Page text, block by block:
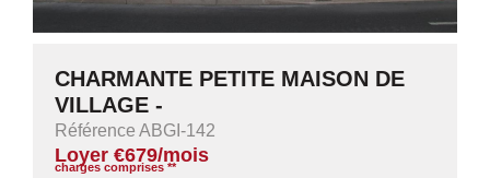
CHARMANTE PETITE MAISON DE
VILLAGE -
Référence ABGI-142
Loyer €679/mois
charges comprises **